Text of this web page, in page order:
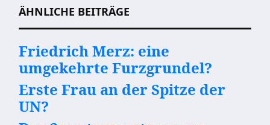
ÄHNLICHE BEITRÄGE
Friedrich Merz: eine
umgekehrte Furzgrundel?
Erste Frau an der Spitze der
UN?